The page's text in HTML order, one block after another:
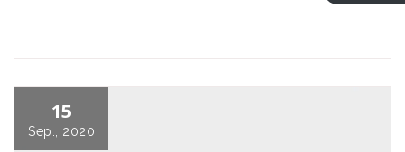
15
Sep., 2020